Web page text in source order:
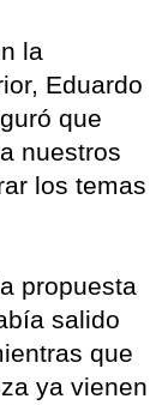
la
Eduardo
que
nuestros
los temas
propuesta
salido
que
ya vienen